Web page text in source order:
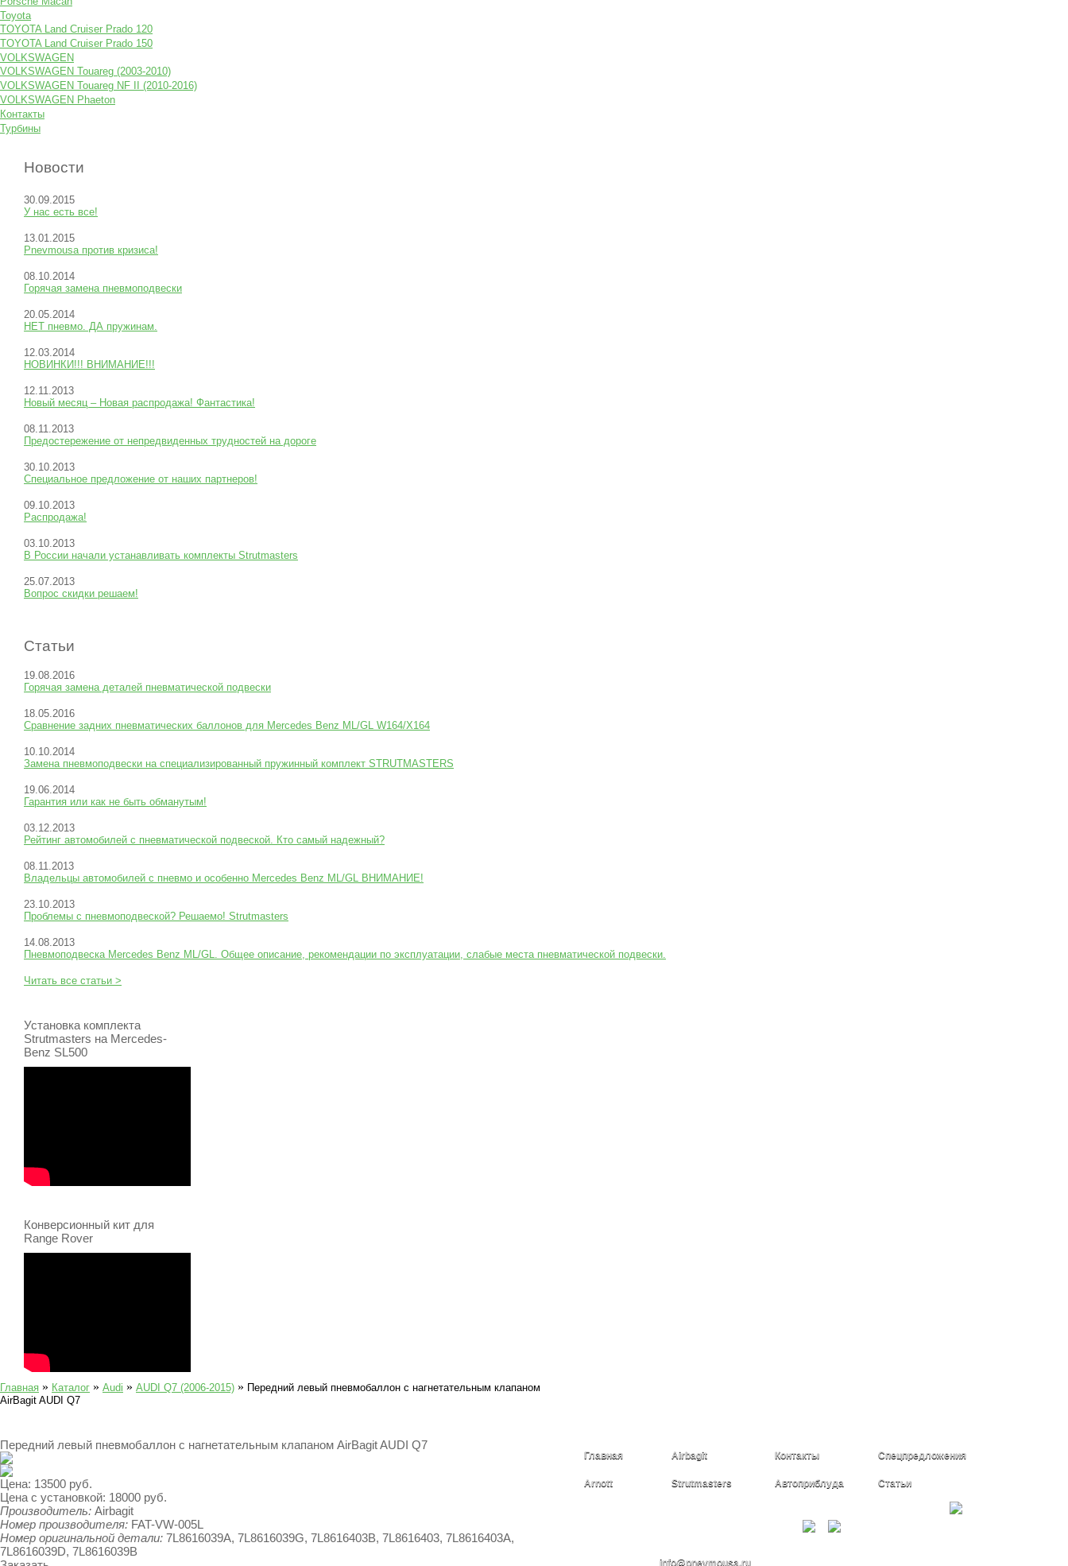
Toyota
TOYOTA Land Cruiser Prado 120
TOYOTA Land Cruiser Prado 150
VOLKSWAGEN
VOLKSWAGEN Touareg (2003-2010)
VOLKSWAGEN Touareg NF II (2010-2016)
VOLKSWAGEN Phaeton
Контакты
Турбины
Новости
30.09.2015
У нас есть все!
13.01.2015
Pnevmousa против кризиса!
08.10.2014
Горячая замена пневмоподвески
20.05.2014
НЕТ пневмо. ДА пружинам.
12.03.2014
НОВИНКИ!!! ВНИМАНИЕ!!!
12.11.2013
Новый месяц – Новая распродажа! Фантастика!
08.11.2013
Предостережение от непредвиденных трудностей на дороге
30.10.2013
Специальное предложение от наших партнеров!
09.10.2013
Распродажа!
03.10.2013
В России начали устанавливать комплекты Strutmasters
25.07.2013
Вопрос скидки решаем!
Статьи
19.08.2016
Горячая замена деталей пневматической подвески
18.05.2016
Сравнение задних пневматических баллонов для Mercedes Benz ML/GL W164/X164
10.10.2014
Замена пневмоподвески на специализированный пружинный комплект STRUTMASTERS
19.06.2014
Гарантия или как не быть обманутым!
03.12.2013
Рейтинг автомобилей с пневматической подвеской. Кто самый надежный?
08.11.2013
Владельцы автомобилей с пневмо и особенно Mercedes Benz ML/GL ВНИМАНИЕ!
23.10.2013
Проблемы с пневмоподвеской? Решаемо! Strutmasters
14.08.2013
Пневмоподвеска Mercedes Benz ML/GL. Общее описание, рекомендации по эксплуатации, слабые места пневматической подвески.
Читать все статьи >
Установка комплекта
Strutmasters на Mercedes-
Benz SL500
Конверсионный кит для
Range Rover
Главная » Каталог » Audi » AUDI Q7 (2006-2015) » Передний левый пневмобаллон с нагнетательным клапаном
AirBagit AUDI Q7
Передний левый пневмобаллон с нагнетательным клапаном AirBagit AUDI Q7
Цена: 13500 руб.
Цена с установкой: 18000 руб.
Производитель: Airbagit
Номер производителя: FAT-VW-005L
Номер оригинальной детали: 7L8616039A, 7L8616039G, 7L8616403B, 7L8616403, 7L8616403A,
7L8616039D, 7L8616039B
Главная Airbagit Контакты Спецпредложения
Arnott Strutmasters Автоприблуда Статьи
info@pnevmousa.ru